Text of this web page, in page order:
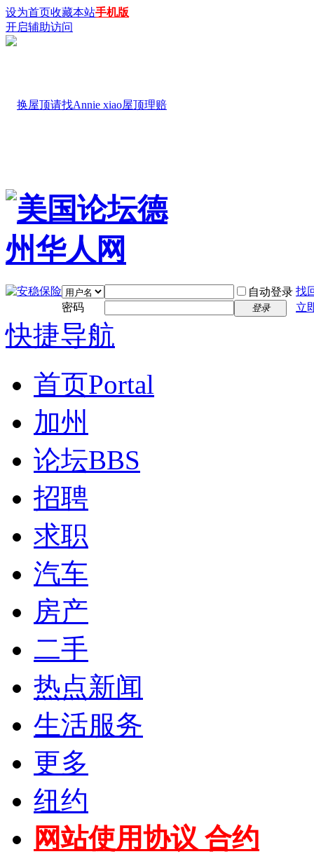
设为首页收藏本站手机版
开启辅助访问
自动登录 找
密码
登录 立
快捷导航
首页Portal
加州
论坛BBS
招聘
求职
汽车
房产
二手
热点新闻
生活服务
更多
纽约
网站使用协议 合约